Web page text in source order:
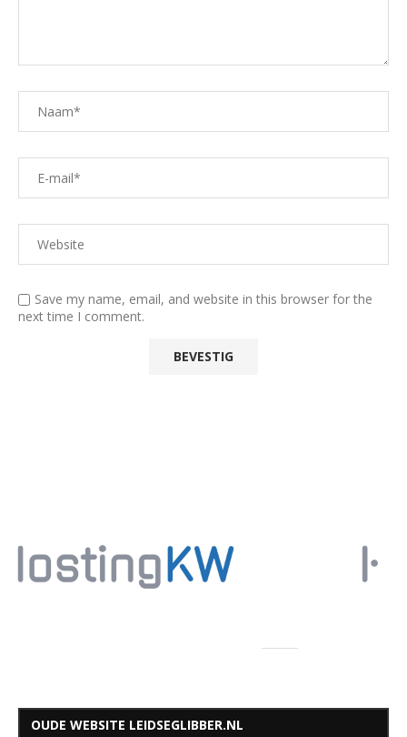
Save my name, email, and website in this browser for the
next time I comment.
OUDE WEBSITE LEIDSEGLIBBER.NL